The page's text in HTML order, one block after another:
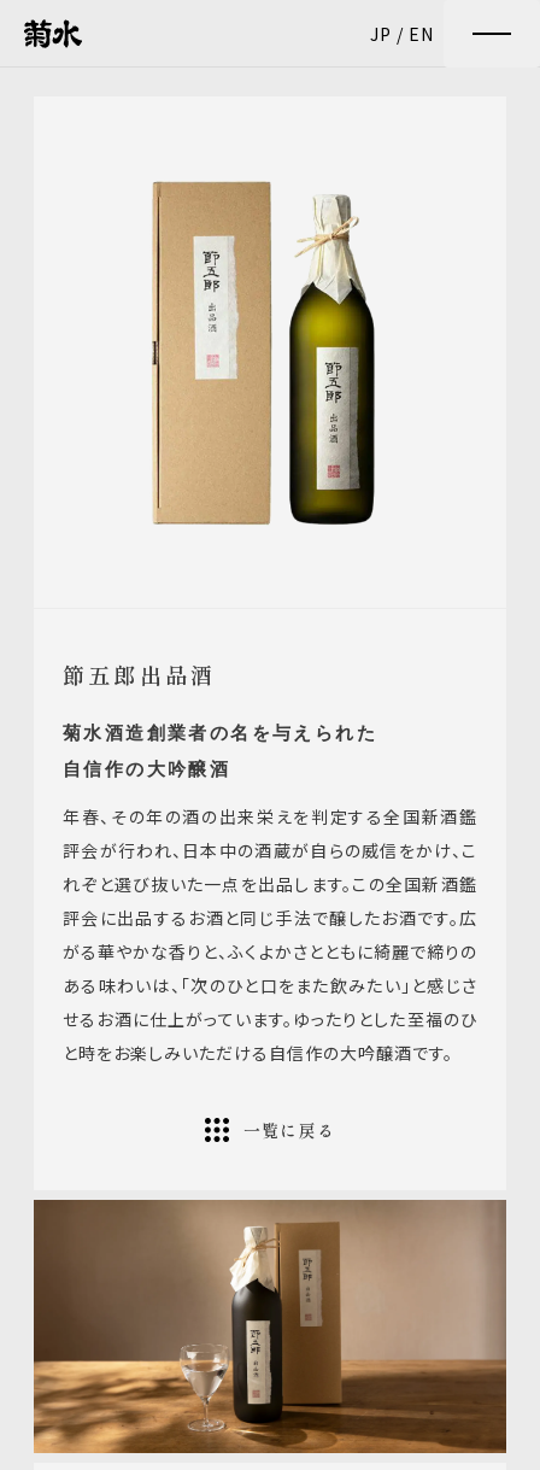
JP / EN
節五郎出品酒
菊水酒造創業者の名を与えられた
自信作の大吟醸酒
年春、その年の酒の出来栄えを判定する全国新酒鑑
評会が行われ、日本中の酒蔵が自らの威信をかけ、こ
れぞと選び抜いた一点を出品します。この全国新酒鑑
評会に出品するお酒と同じ手法で醸したお酒です。広
がる華やかな香りと、ふくよかさとともに綺麗で締りの
ある味わいは、「次のひと口をまた飲みたい」と感じさ
せるお酒に仕上がっています。ゆったりとした至福のひ
と時をお楽しみいただける自信作の大吟醸酒です。
一覧に戻る